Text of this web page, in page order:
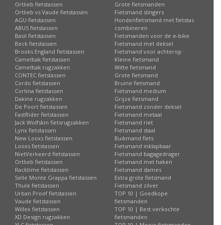
Ortlieb fietstassen
Ortlieb vs Vaude fietstassen
AGU fietstassen
ABUS fietstassen
Basil fietstassen
Beck fietstassen
Brooks England fietstassen
Camelbak fietstassen
Camelbak rugzakken
CONTEC fietstassen
Cordo fietstassen
Cortina fietstassen
Dakine rugzakken
De Poort fietstassen
FastRider fietstassen
Jack Wolfskin fietsrugzakken
Lynx fietstassen
New Looxs fietstassen
Looxs fietstassen
NietVerkeerd fietstassen
Ortlieb fietstassen
Racktime fietstassen
Selle Monte Grappa fietstassen
Thule fietstassen
Urban Proof fietstassen
Vaude fietstassen
Willex fietstassen
XD Design rugzakken
Grote fietsmanden
Fietsmand slingers
Hondenfietsmand met fietstas
combineren
Fietsmanden voor de e-bike
Fietsmand met deksel
Fietsmand voor achterop
Kleine fietsmand
Witte fietsmand
Grote fietsmand
Bruine fietsmand
Fietsmand medium
Grijze fietsmand
Fietsmand zonder deksel
Fietsmand metaal
Fietsmand riet
Fietsmand staal
Buikmand fiets
Fietsmand inklapbaar
Fietsmand bagagedrager
Fietsmand met haken
Fietsmand dames
Extra grote fietsmand
Fietsmand zilver
TOP 10 | Goedkope
fietsmanden
TOP 10 | Best verkochte
fietsmanden